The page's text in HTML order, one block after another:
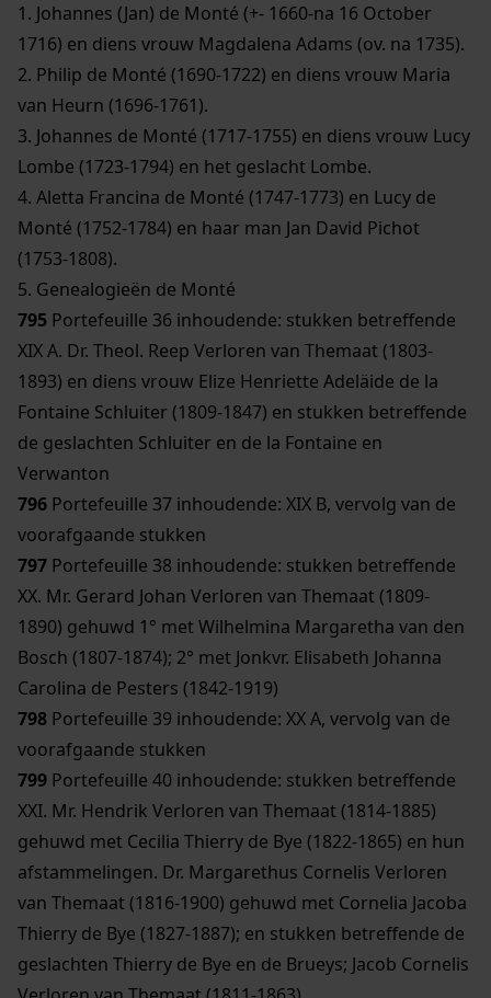
1. Johannes (Jan) de Monté (+- 1660-na 16 October
1716) en diens vrouw Magdalena Adams (ov. na 1735).
2. Philip de Monté (1690-1722) en diens vrouw Maria
van Heurn (1696-1761).
3. Johannes de Monté (1717-1755) en diens vrouw Lucy
Lombe (1723-1794) en het geslacht Lombe.
4. Aletta Francina de Monté (1747-1773) en Lucy de
Monté (1752-1784) en haar man Jan David Pichot
(1753-1808).
5. Genealogieën de Monté
795 Portefeuille 36 inhoudende: stukken betreffende
XIX A. Dr. Theol. Reep Verloren van Themaat (1803-
1893) en diens vrouw Elize Henriette Adeläide de la
Fontaine Schluiter (1809-1847) en stukken betreffende
de geslachten Schluiter en de la Fontaine en
Verwanton
796 Portefeuille 37 inhoudende: XIX B, vervolg van de
voorafgaande stukken
797 Portefeuille 38 inhoudende: stukken betreffende
XX. Mr. Gerard Johan Verloren van Themaat (1809-
1890) gehuwd 1° met Wilhelmina Margaretha van den
Bosch (1807-1874); 2° met Jonkvr. Elisabeth Johanna
Carolina de Pesters (1842-1919)
798 Portefeuille 39 inhoudende: XX A, vervolg van de
voorafgaande stukken
799 Portefeuille 40 inhoudende: stukken betreffende
XXI. Mr. Hendrik Verloren van Themaat (1814-1885)
gehuwd met Cecilia Thierry de Bye (1822-1865) en hun
afstammelingen. Dr. Margarethus Cornelis Verloren
van Themaat (1816-1900) gehuwd met Cornelia Jacoba
Thierry de Bye (1827-1887); en stukken betreffende de
geslachten Thierry de Bye en de Brueys; Jacob Cornelis